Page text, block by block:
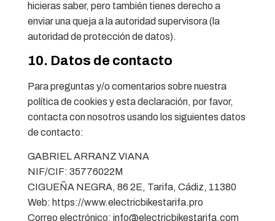
hicieras saber, pero también tienes derecho a
enviar una queja a la autoridad supervisora (la
autoridad de protección de datos).
10. Datos de contacto
Para preguntas y/o comentarios sobre nuestra
política de cookies y esta declaración, por favor,
contacta con nosotros usando los siguientes datos
de contacto:
GABRIEL ARRANZ VIANA
NIF/CIF: 35776022M
CIGUEÑA NEGRA, 86 2E, Tarifa, Cádiz, 11380
Web: https://www.electricbikestarifa.pro
Correo electrónico: info@electricbikestarifa.com